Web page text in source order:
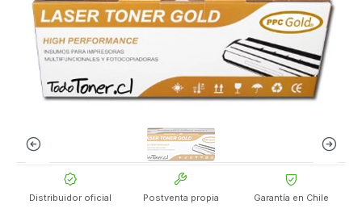
Distribuidor oficial Postventa propia Garantía en Chile